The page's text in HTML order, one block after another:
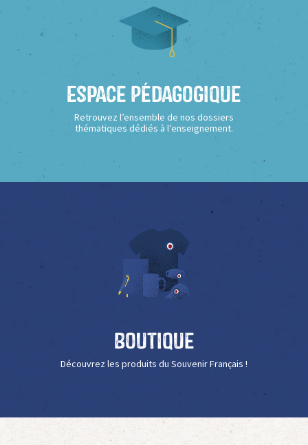
Espace Pédagogique
Retrouvez l’ensemble de nos dossiers
thématiques dédiés à l’enseignement.
Boutique
Découvrez les produits du Souvenir Français !